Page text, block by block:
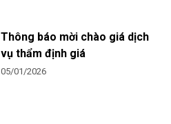
Thông báo mời chào giá dịch
vụ thẩm định giá
05/01/2026